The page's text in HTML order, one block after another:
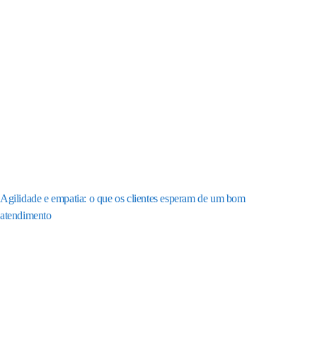
Agilidade e empatia: o que os clientes esperam de um bom
atendimento